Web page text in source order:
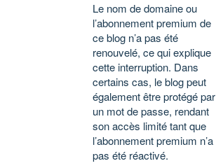
Le nom de domaine ou
l’abonnement premium de
ce blog n’a pas été
renouvelé, ce qui explique
cette interruption. Dans
certains cas, le blog peut
également être protégé par
un mot de passe, rendant
son accès limité tant que
l’abonnement premium n’a
pas été réactivé.